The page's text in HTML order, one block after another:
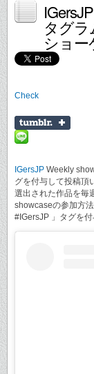
タグラ
ショー
Check
IGersJP Weekly
グを付与して投稿頂
選出された作品を毎
showcaseの参加方
#IGersJP 」タグを